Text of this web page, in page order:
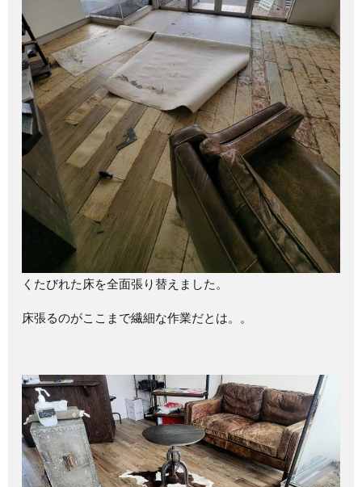
くたびれた床を全面張り替えました。
床張るのがここまで繊細な作業だとは。。